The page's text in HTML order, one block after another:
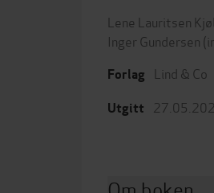
Lene Lauritsen
Inger Gundersen
Forlag Lind & Co
Utgitt